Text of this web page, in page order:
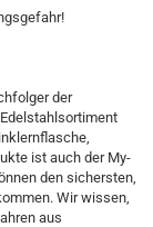
der
ist auch der My-
den sichersten,
Wir wissen,
aus